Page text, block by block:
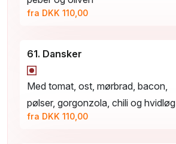
fra DKK 110,00
61. Dansker
Med tomat, ost, mørbrad, bacon,
pølser, gorgonzola, chili og hvidløg
fra DKK 110,00